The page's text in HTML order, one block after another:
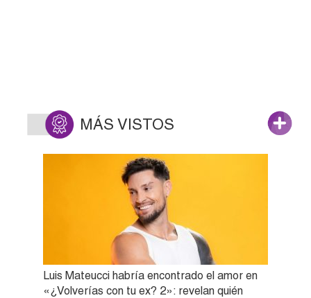
MÁS VISTOS
Luis Mateucci habría encontrado el amor en
«¿Volverías con tu ex? 2»: revelan quién